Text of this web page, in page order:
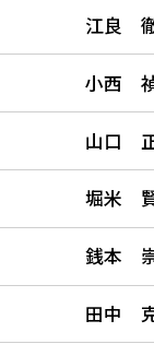
江良
小西
山口
堀米
銭本
田中